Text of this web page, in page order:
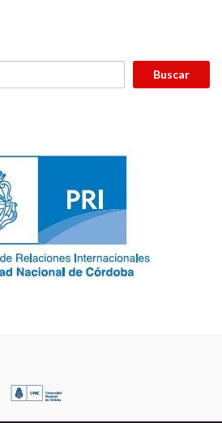
Buscar